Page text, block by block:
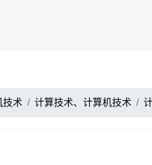
技术 计算技术、计算机技术